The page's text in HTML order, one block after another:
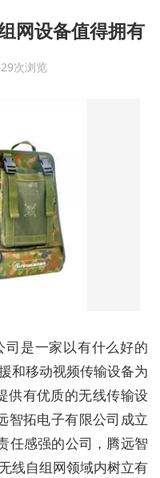
网设备值得拥有
次浏览
是一家以有什么好的
和移动视频传输设备为
供有优质的无线传输设
智拓电子有限公司成立
任感强的公司，腾远智
线自组网领域内树立有